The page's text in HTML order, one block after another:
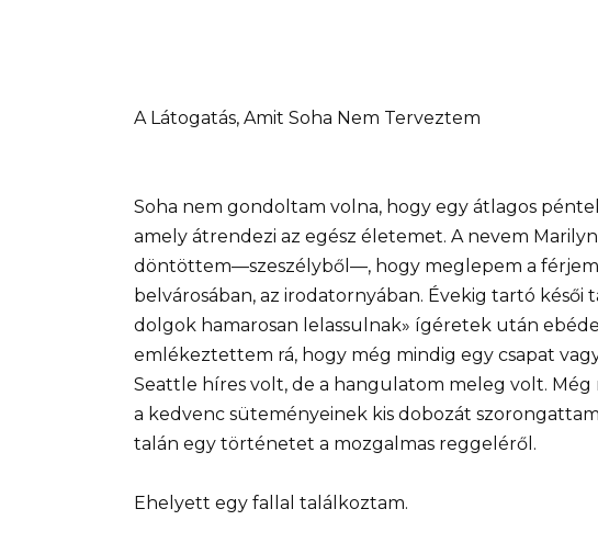
A Látogatás, Amit Soha Nem Terveztem
Soha nem gondoltam volna, hogy egy átlagos
amely átrendezi az egész életemet. A nevem
döntöttem—szeszélyből—, hogy meglepem a
belvárosában, az irodatornyában. Évekig tartó késői
dolgok hamarosan lelassulnak» ígéretek után
emlékeztettem rá, hogy még mindig egy csapat
Seattle híres volt, de a hangulatom meleg volt.
a kedvenc süteményeinek kis dobozát
talán egy történetet a mozgalmas reggeléről.
Ehelyett egy fallal találkoztam.